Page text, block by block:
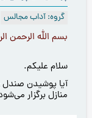
گروه: آداب مجالس
بسم الله الرحمن
سلام علیکم.
آیا پوشیدن
منازل برگزار